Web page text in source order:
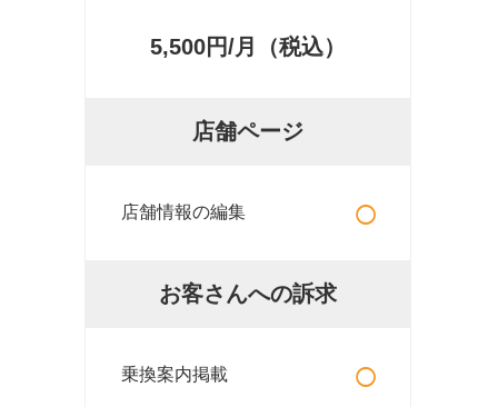
5,500円/月（税込）
店舗ページ
店舗情報の編集 ○
お客さんへの訴求
乗換案内掲載 ○